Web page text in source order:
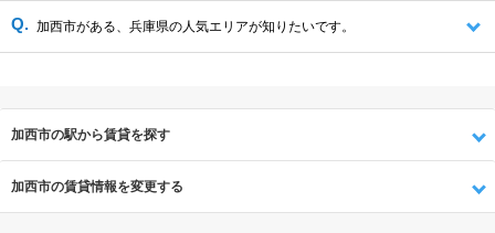
加西市がある、兵庫県の人気エリアが知りたいです。
加西市の駅から賃貸を探す
加西市の賃貸情報を変更する